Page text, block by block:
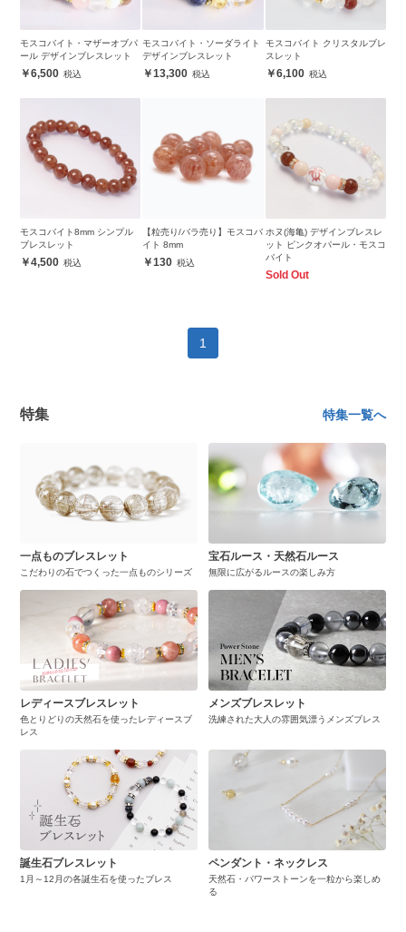
モスコバイト・マザーオブパ
ール デザインブレスレット
6,500
モスコバイト・ソーダライト
デザインブレスレット
13,300
モスコバイト クリスタルブレ
スレット
6,100
モスコバイト8mm シンプル
ブレスレット
4,500
【粒売り/バラ売り】モスコバ
イト 8mm
130
ホヌ(海亀) デザインブレスレ
ット ピンクオパール・モスコ
バイト
Sold Out
1
特集 特集一覧へ
一点ものブレスレット
こだわりの石でつくった一点ものシリーズ
宝石ルース・天然石ルース
無限に広がるルースの楽しみ方
レディースブレスレット
色とりどりの天然石を使ったレディースブ
レス
メンズブレスレット
洗練された大人の雰囲気漂うメンズブレス
誕生石ブレスレット
1月～12月の各誕生石を使ったブレス
ペンダント・ネックレス
天然石・パワーストーンを一粒から楽しめ
る